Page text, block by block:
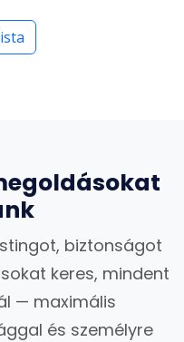
biztonságot
keres, mindent
— maximális
és személyre